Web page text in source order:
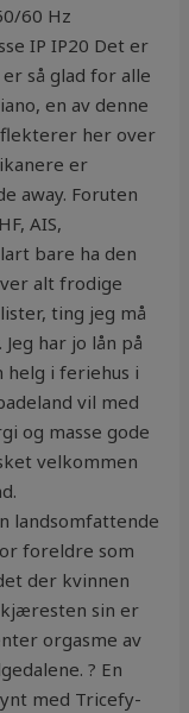
60 Hz
IP IP20 Det er
så glad for alle
en av denne
her over
er
away. Foruten
AIS,
bare ha den
alt frodige
ting jeg må
har jo lån på
helg i feriehus i
vil med
og masse gode
velkommen
landsomfattende
foreldre som
der kvinnen
sin er
orgasme av
? En
med Tricefy-